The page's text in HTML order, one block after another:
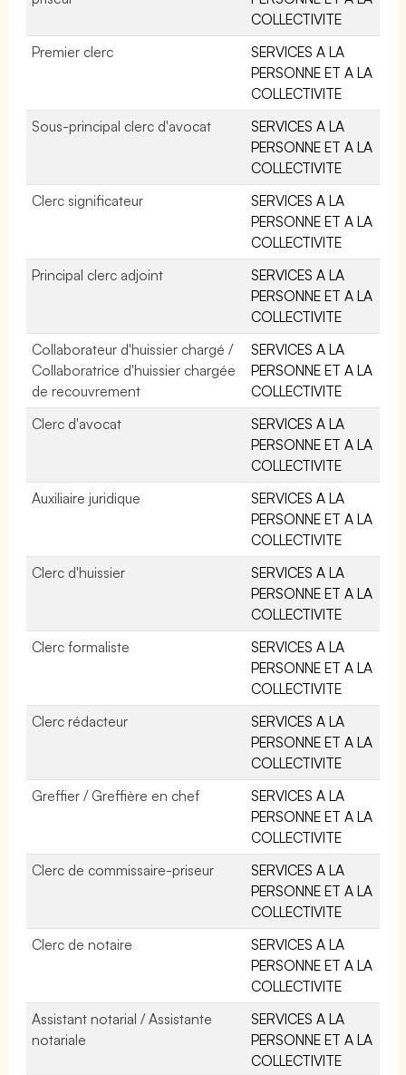
COLLECTIVITE
Premier clerc
SERVICES A LA
PERSONNE ET A LA
COLLECTIVITE
Sous-principal clerc d'avocat
SERVICES A LA
PERSONNE ET A LA
COLLECTIVITE
Clerc significateur
SERVICES A LA
PERSONNE ET A LA
COLLECTIVITE
Principal clerc adjoint
SERVICES A LA
PERSONNE ET A LA
COLLECTIVITE
Collaborateur d'huissier chargé /
Collaboratrice d'huissier chargée
de recouvrement
SERVICES A LA
PERSONNE ET A LA
COLLECTIVITE
Clerc d'avocat
SERVICES A LA
PERSONNE ET A LA
COLLECTIVITE
Auxiliaire juridique
SERVICES A LA
PERSONNE ET A LA
COLLECTIVITE
Clerc d'huissier
SERVICES A LA
PERSONNE ET A LA
COLLECTIVITE
Clerc formaliste
SERVICES A LA
PERSONNE ET A LA
COLLECTIVITE
Clerc rédacteur
SERVICES A LA
PERSONNE ET A LA
COLLECTIVITE
Greffier / Greffière en chef
SERVICES A LA
PERSONNE ET A LA
COLLECTIVITE
Clerc de commissaire-priseur
SERVICES A LA
PERSONNE ET A LA
COLLECTIVITE
Clerc de notaire
SERVICES A LA
PERSONNE ET A LA
COLLECTIVITE
Assistant notarial / Assistante
notariale
SERVICES A LA
PERSONNE ET A LA
COLLECTIVITE